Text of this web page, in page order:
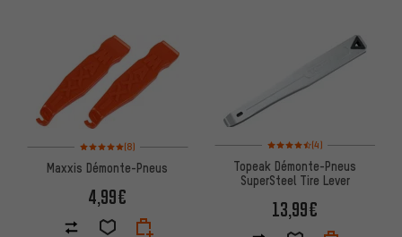
Note moyenne : 5 sur 5 d'après 8 avis
(8)
Maxxis Démonte-Pneus
4,99€
Note moyenne : 4,5 sur 5
(4)
Topeak Démonte-Pneus
SuperSteel Tire Lever
13,99€